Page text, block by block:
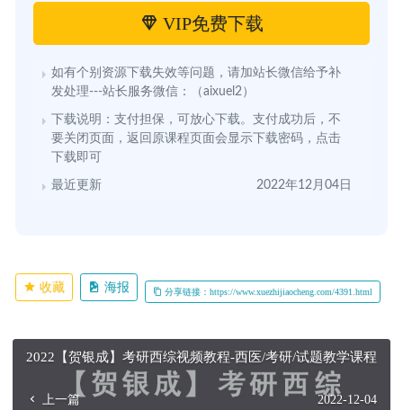
VIP免费下载
如有个别资源下载失效等问题，请加站长微信给予补
发处理---站长服务微信：（aixuel2）
下载说明：支付担保，可放心下载。支付成功后，不
要关闭页面，返回原课程页面会显示下载密码，点击
下载即可
最近更新 2022年12月04日
收藏 海报 分享链接：https://www.xuezhijiaocheng.com/4391.html
2022【贺银成】考研西综视频教程-西医/考研/试题教学课程
上一篇 2022-12-04